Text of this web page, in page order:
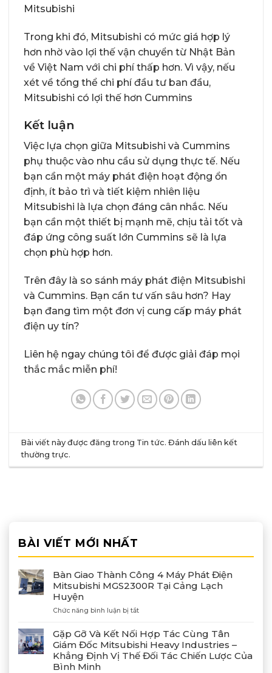
Mitsubishi
Trong khi đó, Mitsubishi có mức giá hợp lý
hơn nhờ vào lợi thế vận chuyển từ Nhật Bản
về Việt Nam với chi phí thấp hơn. Vì vậy, nếu
xét về tổng thể chi phí đầu tư ban đầu,
Mitsubishi có lợi thế hơn Cummins
Kết luận
Việc lựa chọn giữa Mitsubishi và Cummins
phụ thuộc vào nhu cầu sử dụng thực tế. Nếu
bạn cần một máy phát điện hoạt động ổn
định, ít bảo trì và tiết kiệm nhiên liệu
Mitsubishi là lựa chọn đáng cân nhắc. Nếu
bạn cần một thiết bị mạnh mẽ, chịu tải tốt và
đáp ứng công suất lớn Cummins sẽ là lựa
chọn phù hợp hơn.
Trên đây là so sánh máy phát điện Mitsubishi
và Cummins. Bạn cần tư vấn sâu hơn? Hay
bạn đang tìm một đơn vị cung cấp máy phát
điện uy tín?
Liên hệ ngay chúng tôi để được giải đáp mọi
thắc mắc miễn phí!
Bài viết này được đăng trong Tin tức. Đánh dấu liên kết
thường trực.
BÀI VIẾT MỚI NHẤT
Bàn Giao Thành Công 4 Máy Phát Điện
Mitsubishi MGS2300R Tại Cảng Lạch
Huyện
Chức năng bình luận bị tắtở
Giao
Thành
Công
4
Gặp Gỡ Và Kết Nối Hợp Tác Cùng Tân
Giám Đốc Mitsubishi Heavy Industries –
Khẳng Định Vị Thế Đối Tác Chiến Lược Của
Bình Minh